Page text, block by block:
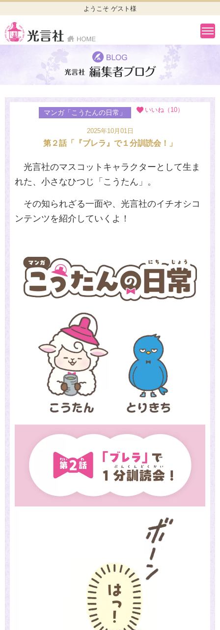
ようこそ ゲスト様
マンガ「こうたんの日常」 いいね（10）
2025年10月01日
第２話「『ブレラ』で１分訓読会！」
光言社のマスコットキャラクターとして生ま
れた、小さなひつじ「こうたん」。
その知られざる一面や、光言社のイチオシコ
ンテンツを紹介していくよ！